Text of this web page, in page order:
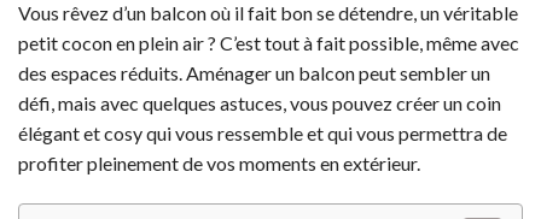
Vous rêvez d’un balcon où il fait bon se détendre, un véritable
petit cocon en plein air ? C’est tout à fait possible, même avec
des espaces réduits. Aménager un balcon peut sembler un
défi, mais avec quelques astuces, vous pouvez créer un coin
élégant et cosy qui vous ressemble et qui vous permettra de
profiter pleinement de vos moments en extérieur.